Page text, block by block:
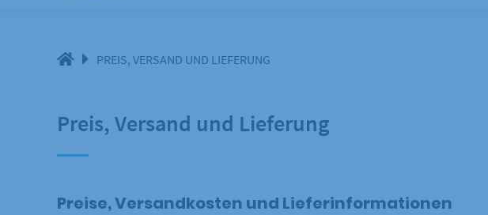
PREIS, VERSAND UND LIEFERUNG
Preis, Versand und Lieferung
Preise, Versandkosten und Lieferinformationen